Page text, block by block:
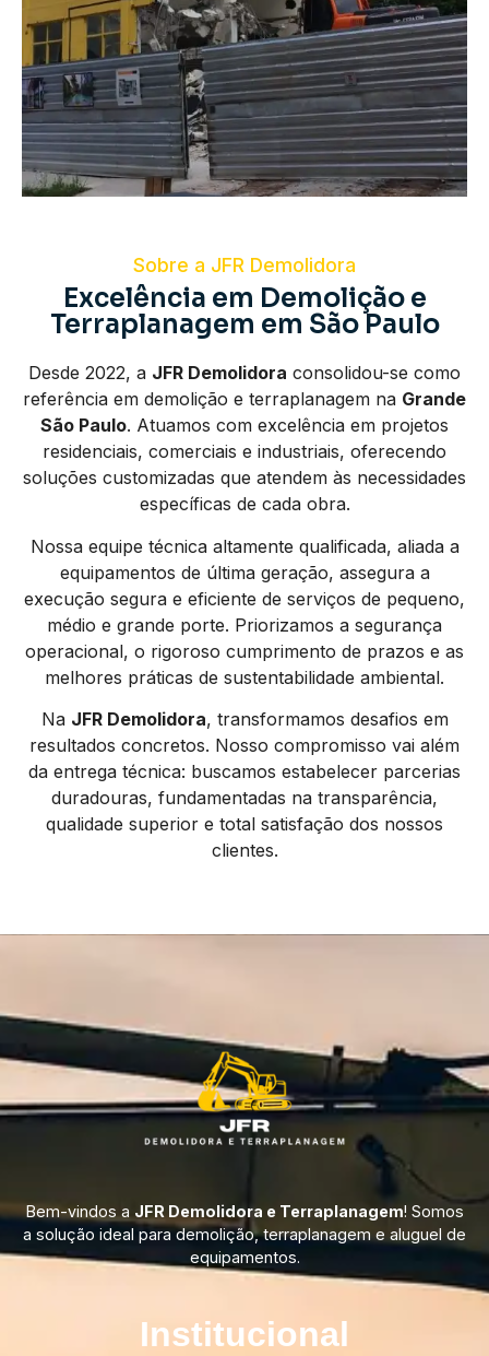
Sobre a JFR Demolidora
Excelência em Demolição e
Terraplanagem em São Paulo
Desde 2022, a JFR Demolidora consolidou-se como
referência em demolição e terraplanagem na Grande
São Paulo. Atuamos com excelência em projetos
residenciais, comerciais e industriais, oferecendo
soluções customizadas que atendem às necessidades
específicas de cada obra.
Nossa equipe técnica altamente qualificada, aliada a
equipamentos de última geração, assegura a
execução segura e eficiente de serviços de pequeno,
médio e grande porte. Priorizamos a segurança
operacional, o rigoroso cumprimento de prazos e as
melhores práticas de sustentabilidade ambiental.
Na JFR Demolidora, transformamos desafios em
resultados concretos. Nosso compromisso vai além
da entrega técnica: buscamos estabelecer parcerias
duradouras, fundamentadas na transparência,
qualidade superior e total satisfação dos nossos
clientes.
Bem-vindos a JFR Demolidora e Terraplanagem! Somos
a solução ideal para demolição, terraplanagem e aluguel de
equipamentos.
Institucional​